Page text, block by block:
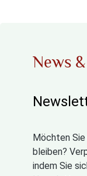
News
Möchten
bleiben?
indem Sie